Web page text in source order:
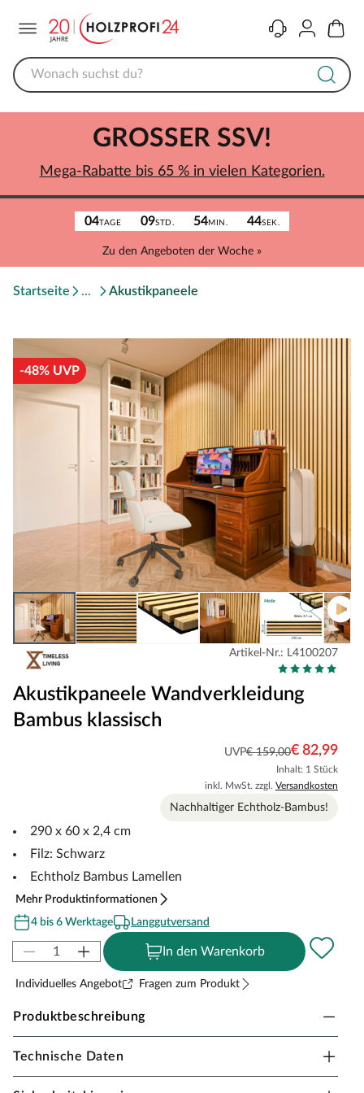
KontaktKonto
04TAGE 09STD. 54MIN. 44SEK.
Zu den Angeboten der Woche »
GROSSER SSV!
Mega-Rabatte bis 65 % in vielen Kategorien.
Startseite Akustikpaneele
-48% UVP
Artikel-Nr.: L4100207
Akustikpaneele Wandverkleidung
Bambus klassisch
UVP€ 159,00€ 82,99
Inhalt: 1 Stück
inkl. MwSt. zzgl. Versandkosten
Nachhaltiger Echtholz-Bambus!
290 x 60 x 2,4 cm
Filz: Schwarz
Echtholz Bambus Lamellen
Mehr Produktinformationen
4 bis 6 Werktage
Langgutversand
In den Warenkorb
Individuelles Angebot Fragen zum Produkt
Produktbeschreibung
Timeless Living Akustikpaneele
Technische Daten